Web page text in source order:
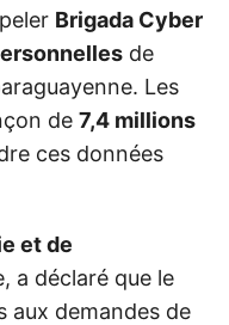
Brigada Cyber
de
Les
de 7,4 millions
ces données
et de
a déclaré que le
aux demandes de